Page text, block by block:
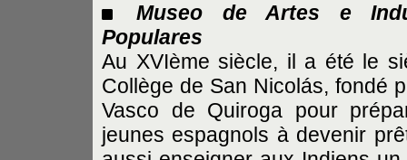
Museo de Artes e
Populares
Au XVIème siècle, il a été le
Collège de San Nicolás, fondé
Vasco de Quiroga pour
jeunes espagnols à devenir